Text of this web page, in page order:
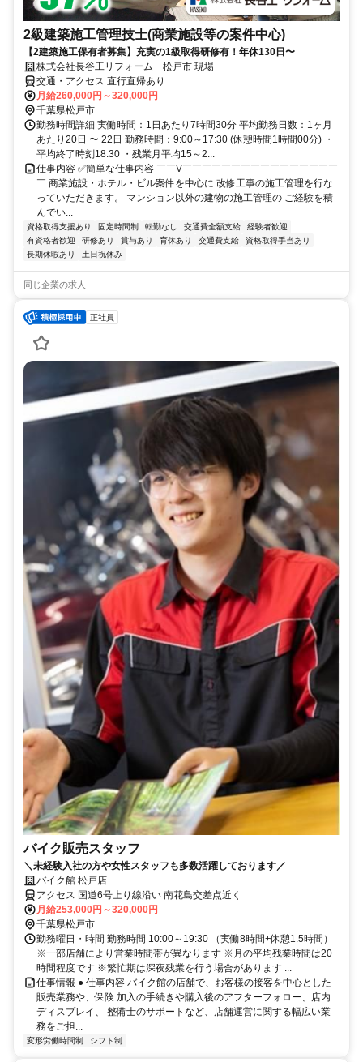
2級建築施工管理技士(商業施設等の案件中心)
【2建築施工保有者募集】充実の1級取得研修有！年休130日〜
株式会社長谷工リフォーム 松戸市 現場
交通・アクセス 直行直帰あり
月給260,000円～320,000円
千葉県松戸市
勤務時間詳細 実働時間：1日あたり7時間30分 平均勤務日数：1ヶ月
あたり20日 〜 22日 勤務時間：9:00～17:30 (休憩時間1時間00分) ・
平均終了時刻18:30 ・残業月平均15～2...
仕事内容 ✅簡単な仕事内容 ￣￣V￣￣￣￣￣￣￣￣￣￣￣￣￣￣￣￣
￣ 商業施設・ホテル・ビル案件を中心に 改修工事の施工管理を行な
っていただきます。 マンション以外の建物の施工管理の ご経験を積
んでい...
資格取得支援あり 固定時間制 転勤なし 交通費全額支給
経験者歓迎
有資格者歓迎
研修あり 賞与あり 育休あり 交通費支給
資格取得手当あり
長期休暇あり
土日祝休み
同じ企業の求人
正社員
バイク販売スタッフ
＼未経験入社の方や女性スタッフも多数活躍しております／
バイク館 松戸店
アクセス 国道6号上り線沿い 南花島交差点近く
月給253,000円～320,000円
千葉県松戸市
勤務曜日・時間 勤務時間 10:00～19:30 （実働8時間+休憩1.5時間）
※一部店舗により営業時間帯が異なります ※月の平均残業時間は20
時間程度です ※繁忙期は深夜残業を行う場合があります ...
仕事情報 ● 仕事内容 バイク館の店舗で、お客様の接客を中心とした
販売業務や、保険 加入の手続きや購入後のアフターフォロー、店内
ディスプレイ、 整備士のサポートなど、店舗運営に関する幅広い業
務をご担...
変形労働時間制 シフト制